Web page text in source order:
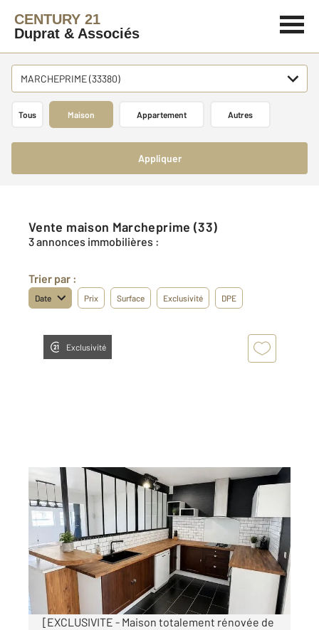
CENTURY 21
Duprat & Associés
MARCHEPRIME (33380)
Tous Maison Appartement Autres
Appliquer
Vente maison Marcheprime (33)
3 annonces immobilières :
Trier par :
Date Prix Surface Exclusivité DPE
Exclusivité
MARCHEPRIME 33
153 m , 6 pièces
Ref : 11256
Maison à vendre
425 000 €
Visiter le site dédié
[EXCLUSIVITE - Maison totalement rénovée de